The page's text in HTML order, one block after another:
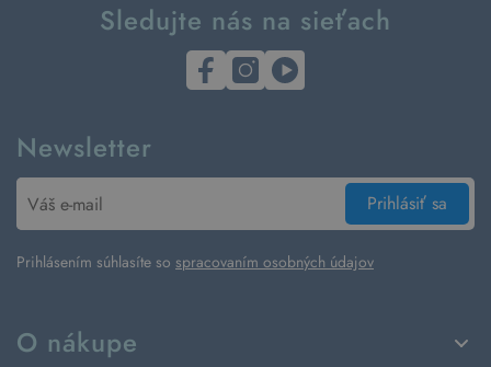
O nákupe
Sledujte nás na sieťach
Newsletter
Prihlásiť sa
Prihlásením súhlasíte so spracovaním osobných údajov